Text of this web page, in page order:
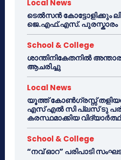
Local News
ടെൽസൻ കോട്ടോളിക്കും
ജെ.എഫ്.എസ്. പുരസ്കാരം
School & College
ശാന്തിനികേതനിൽ
ആചരിച്ചു
Local News
യൂത്ത് കോൺഗ്രസ്സ്
എസ് എൽ സി പ്ലസ് ടു
കരസ്ഥമാക്കിയ
School & College
“നവ് ഓറ” പരിപാടി